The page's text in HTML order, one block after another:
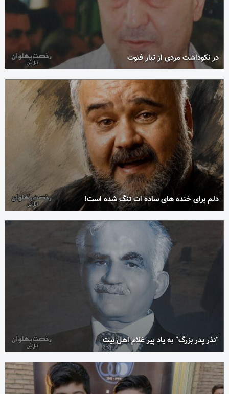
در نکوداشت مردی از تبار فتوت
دلم برای خنده های ساده ات تنگ شده است!
“نذر پدر بزرگ” به یاد پیر غلام اهل بیت